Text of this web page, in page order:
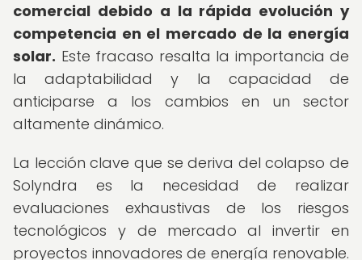
comercial debido a la rápida evolución y
competencia en el mercado de la energía
solar. Este fracaso resalta la importancia de
la adaptabilidad y la capacidad de
anticiparse a los cambios en un sector
altamente dinámico.
La lección clave que se deriva del colapso de
Solyndra es la necesidad de realizar
evaluaciones exhaustivas de los riesgos
tecnológicos y de mercado al invertir en
proyectos innovadores de energía renovable.